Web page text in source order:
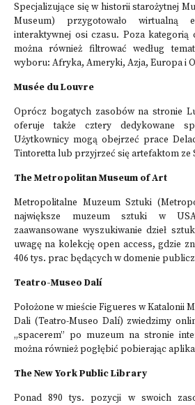
Specjalizujące się w historii starożytnej
Museum) przygotowało wirtualną
interaktywnej osi czasu. Poza kategorią
można również filtrować według
wyboru: Afryka, Ameryki, Azja, Europa i
Musée du Louvre
Oprócz bogatych zasobów na stronie
oferuje także cztery dedykowane
Użytkownicy mogą obejrzeć prace
Tintoretta lub przyjrzeć się artefaktom ze
The Metropolitan Museum of Art
Metropolitalne Muzeum Sztuki
największe muzeum sztuki w
zaawansowane wyszukiwanie dzieł
uwagę na kolekcję open access, gdzie
406 tys. prac będących w domenie
Teatro-Museo Dalí
Położone w mieście Figueres w Katalonii
Dali (Teatro-Museo Dalí) zwiedzimy
„spacerem” po muzeum na stronie
można również pogłębić pobierając
The New York Public Library
Ponad 890 tys. pozycji w swoich